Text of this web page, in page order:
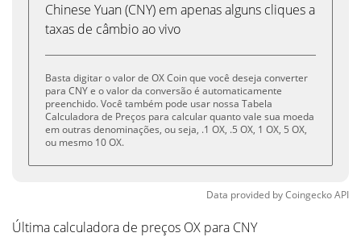
Chinese Yuan (CNY) em apenas alguns cliques a
taxas de câmbio ao vivo
Basta digitar o valor de OX Coin que você deseja converter
para CNY e o valor da conversão é automaticamente
preenchido. Você também pode usar nossa Tabela
Calculadora de Preços para calcular quanto vale sua moeda
em outras denominações, ou seja, .1 OX, .5 OX, 1 OX, 5 OX,
ou mesmo 10 OX.
Data provided byCoingeckoAPI
Última calculadora de preços OX para CNY